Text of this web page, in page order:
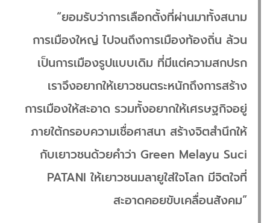
“ยอมรับว่าการเลือกตั้งที่ผ่านมาทั้งสนาม
การเมืองใหญ่ ไปจนถึงการเมืองท้องถิ่น ล้วน
เป็นการเมืองรูปแบบเดิม ที่มีแต่ความสกปรก
เราจึงอยากให้เยาวชนตระหนักถึงการสร้าง
การเมืองให้สะอาด รวมทั้งอยากให้เศรษฐกิจอยู่
ภายใต้กรอบความเชื่อศาสนา สร้างจิตสำนึกให้
กับเยาวชนด้วยคำว่า Green Melayu Suci
PATANI ให้เยาวชนมลายูใส่ใจโลก มีจิตใจที่
สะอาดคอยขับเคลื่อนสังคม”